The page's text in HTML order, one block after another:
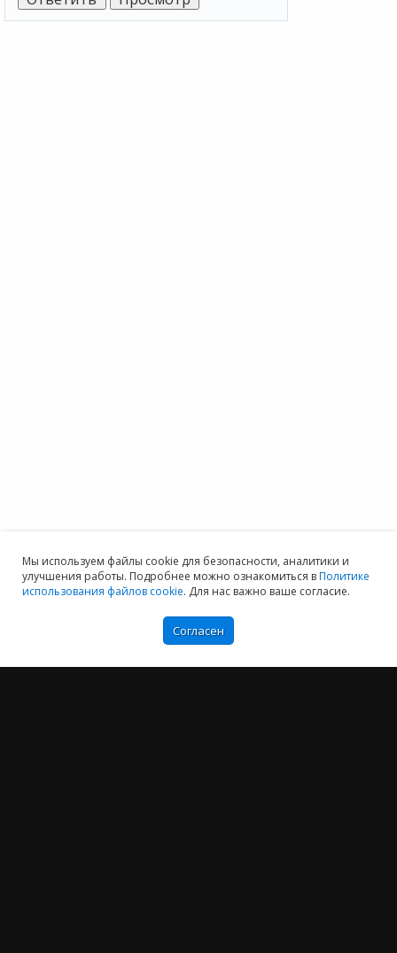
Мы используем файлы cookie для безопасности, аналитики и
улучшения работы. Подробнее можно ознакомиться вПолитике
использования файлов cookie. Для нас важно ваше согласие.
Согласен